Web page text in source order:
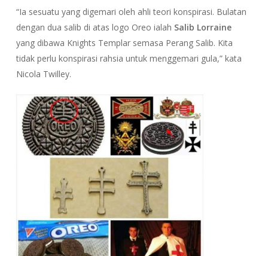
“Ia sesuatu yang digemari oleh ahli teori konspirasi. Bulatan
dengan dua salib di atas logo Oreo ialah Salib Lorraine
yang dibawa Knights Templar semasa Perang Salib. Kita
tidak perlu konspirasi rahsia untuk menggemari gula,” kata
Nicola Twilley.